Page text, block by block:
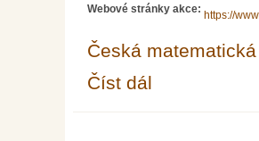
Webové stránky akce:
https://
Česká
Číst dál